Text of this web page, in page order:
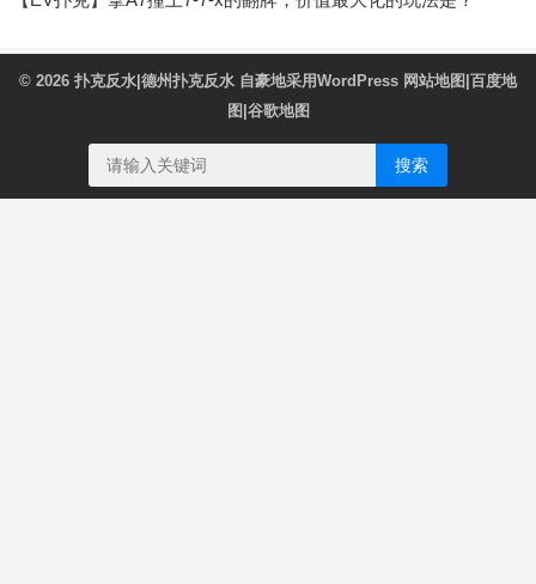
© 2026 扑克反水|德州扑克反水 自豪地采用WordPress 网站地图 百度地
图 谷歌地图
搜索